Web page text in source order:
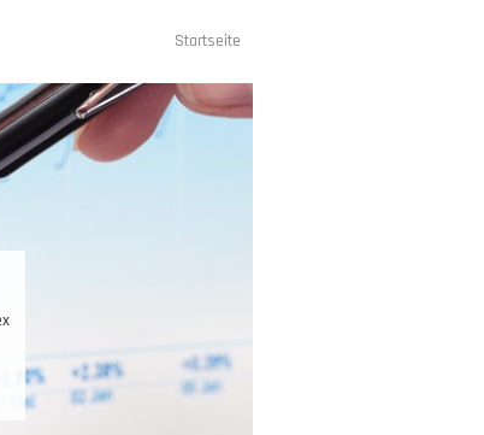
Startseite
Ihr Kontostand ist Ihr
zu vermehren.